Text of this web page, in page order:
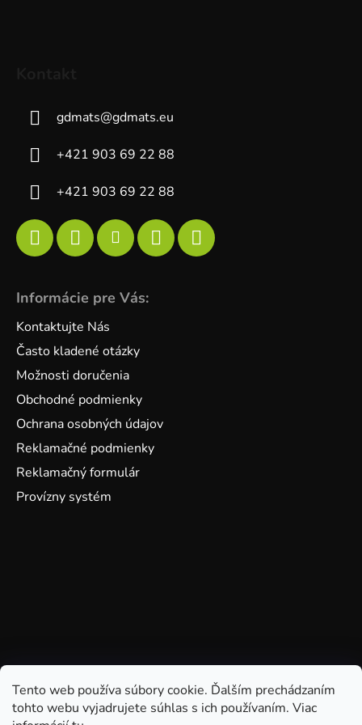
Tento web používa súbory cookie. Ďalším prechádzaním
tohto webu vyjadrujete súhlas s ich používaním. Viac
gdmats@gdmats.eu
+421 903 69 22 88
+421 903 69 22 88
Informácie pre Vás:
Kontaktujte Nás
Často kladené otázky
Možnosti doručenia
Obchodné podmienky
Ochrana osobných údajov
Reklamačné podmienky
Reklamačný formulár
Provízny systém